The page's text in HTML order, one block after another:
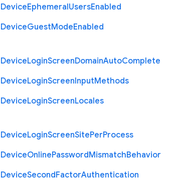
DeviceEphemeralUsersEnabled
DeviceGuestModeEnabled
DeviceLoginScreenDomainAutoComplete
DeviceLoginScreenInputMethods
DeviceLoginScreenLocales
DeviceLoginScreenSitePerProcess
DeviceOnlinePasswordMismatchBehavior
DeviceSecondFactorAuthentication